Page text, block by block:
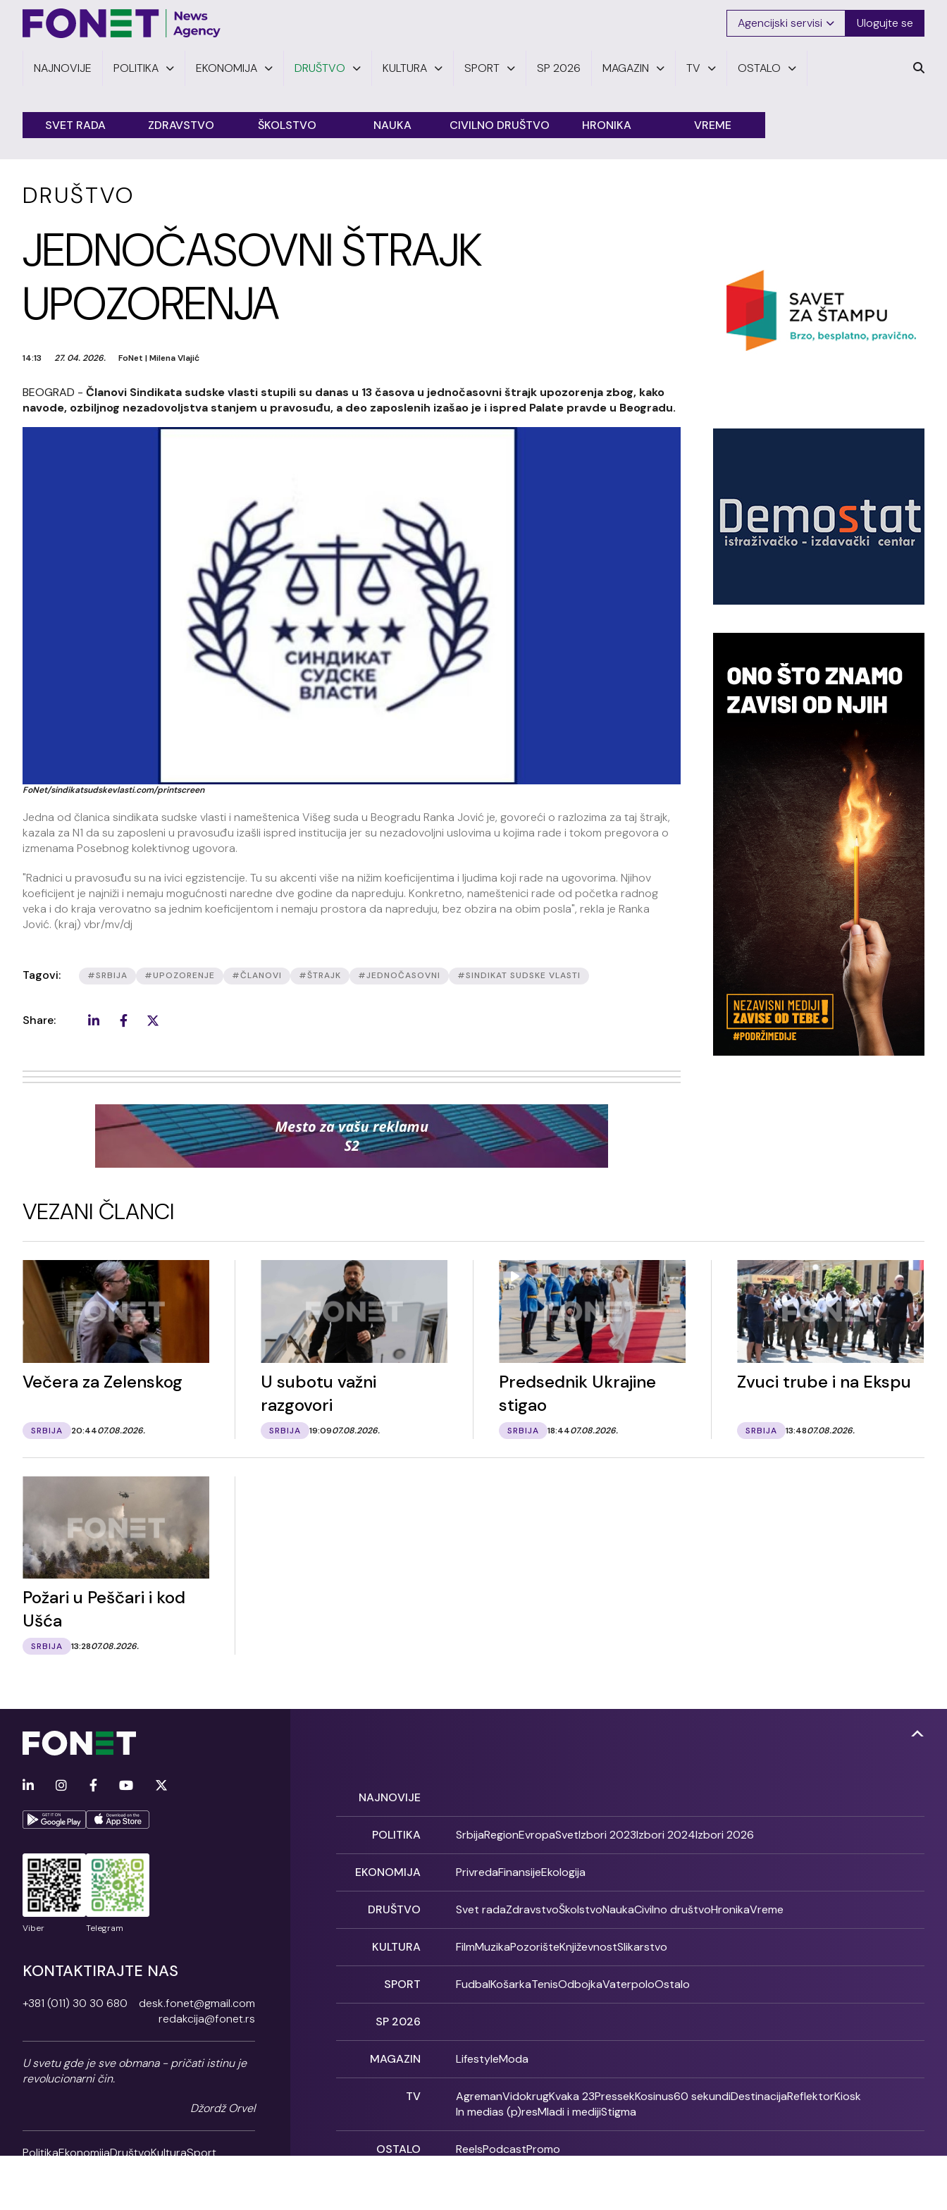
Agencijski servisi Ulogujte se
NAJNOVIJE POLITIKA EKONOMIJA DRUŠTVO KULTURA SPORT SP 2026 MAGAZIN TV OSTALO
SVET RADA ZDRAVSTVO ŠKOLSTVO NAUKA CIVILNO DRUŠTVO HRONIKA VREME
DRUŠTVO
JEDNOČASOVNI ŠTRAJK
UPOZORENJA
14:13 27. 04. 2026. FoNet |Milena Vlajić
BEOGRAD - Članovi Sindikata sudske vlasti stupili su danas u 13 časova u jednočasovni štrajk upozorenja zbog, kako
navode, ozbiljnog nezadovoljstva stanjem u pravosuđu, a deo zaposlenih izašao je i ispred Palate pravde u Beogradu.
FoNet/sindikatsudskevlasti.com/printscreen
Jedna od članica sindikata sudske vlasti i nameštenica Višeg suda u Beogradu Ranka Jović je, govoreći o razlozima za taj štrajk,
kazala za N1 da su zaposleni u pravosuđu izašli ispred institucija jer su nezadovoljni uslovima u kojima rade i tokom pregovora o
izmenama Posebnog kolektivnog ugovora.
"Radnici u pravosuđu su na ivici egzistencije. Tu su akcenti više na nižim koeficijentima i ljudima koji rade na ugovorima. Njihov
koeficijent je najniži i nemaju mogućnosti naredne dve godine da napreduju. Konkretno, nameštenici rade od početka radnog
veka i do kraja verovatno sa jednim koeficijentom i nemaju prostora da napreduju, bez obzira na obim posla", rekla je Ranka
Jović. (kraj) vbr/mv/dj
Tagovi: #SRBIJA #UPOZORENJE #ČLANOVI #ŠTRAJK #JEDNOČASOVNI #SINDIKAT SUDSKE VLASTI
Share:
VEZANI ČLANCI
Večera za Zelenskog
SRBIJA 20:4407.08.2026.
U subotu važni
razgovori
SRBIJA 19:0907.08.2026.
Predsednik Ukrajine
stigao
SRBIJA 18:4407.08.2026.
Zvuci trube i na Ekspu
SRBIJA 13:4807.08.2026.
Požari u Peščari i kod
Ušća
SRBIJA 13:2807.08.2026.
Viber Telegram
KONTAKTIRAJTE NAS
+381 (011) 30 30 680
desk.fonet@gmail.com
redakcija@fonet.rs
U svetu gde je sve obmana - pričati istinu je
revolucionarni čin.
Džordž Orvel
PolitikaEkonomijaDruštvoKulturaSport
NAJNOVIJE
POLITIKA SrbijaRegionEvropaSvetIzbori 2023Izbori 2024Izbori 2026
EKONOMIJA PrivredaFinansijeEkologija
DRUŠTVO Svet radaZdravstvoŠkolstvoNaukaCivilno društvoHronikaVreme
KULTURA FilmMuzikaPozorišteKnjiževnostSlikarstvo
SPORT FudbalKošarkaTenisOdbojkaVaterpoloOstalo
SP 2026
MAGAZIN LifestyleModa
TV AgremanVidokrugKvaka 23PressekKosinus60 sekundiDestinacijaReflektorKiosk
In medias (p)resMladi i medijiStigma
OSTALO ReelsPodcastPromo